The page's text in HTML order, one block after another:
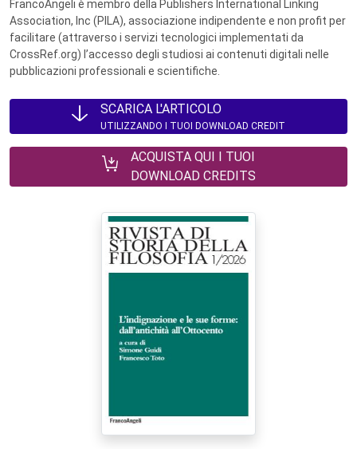
FrancoAngeli è membro della Publishers International Linking
Association, Inc (PILA), associazione indipendente e non profit per
facilitare (attraverso i servizi tecnologici implementati da
CrossRef.org) l’accesso degli studiosi ai contenuti digitali nelle
pubblicazioni professionali e scientifiche.
SCARICA L'ARTICOLO
UTILIZZANDO I TUOI DOWNLOAD CREDIT
ACQUISTA QUI I TUOI
DOWNLOAD CREDITS